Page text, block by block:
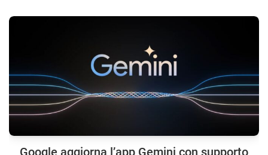
Google aggiorna l’app Gemini con supporto